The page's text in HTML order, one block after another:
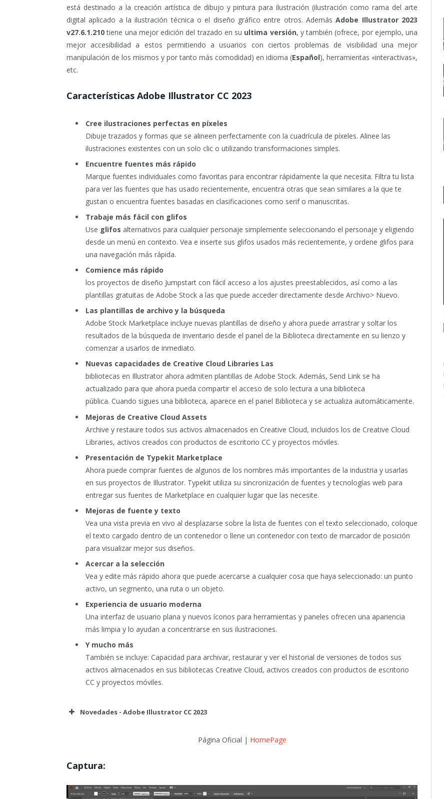
está destinado a la creación artística de dibujo y pintura para ilustración (ilustración como rama del arte
digital aplicado a la ilustración técnica o el diseño gráfico entre otros. AdemásAdobe Illustrator2023
v27.6.1.210tiene una mejor edición del trazado en su ultima versión, y también (ofrece, por ejemplo, una
mejor accesibilidad a estos permitiendo a usuarios con ciertos problemas de visibilidad una mejor
manipulación de los mismos y por tanto más comodidad) en idioma (Español), herramientas «interactivas»,
etc.
Características Adobe Illustrator CC 2023
Cree ilustraciones perfectas en píxeles
Dibuje trazados y formas que se alineen perfectamente con la cuadrícula de píxeles. Alinee las
ilustraciones existentes con un solo clic o utilizando transformaciones simples.
Encuentre fuentes más rápido
Marque fuentes individuales como favoritas para encontrar rápidamente la que necesita. Filtra tu lista
para ver las fuentes que has usado recientemente, encuentra otras que sean similares a la que te
gustan o encuentra fuentes basadas en clasificaciones como serif o manuscritas.
Trabaje más fácil con glifos
Use glifos alternativos para cualquier personaje simplemente seleccionando el personaje y eligiendo
desde un menú en contexto. Vea e inserte sus glifos usados ​​más recientemente, y ordene glifos para
una navegación más rápida.
Comience más rápido
los proyectos de diseño Jumpstart con fácil acceso a los ajustes preestablecidos, así como a las
plantillas gratuitas de Adobe Stock a las que puede acceder directamente desde Archivo> Nuevo.
Las plantillas de archivo y la búsqueda
Adobe Stock Marketplace incluye nuevas plantillas de diseño y ahora puede arrastrar y soltar los
resultados de la búsqueda de inventario desde el panel de la Biblioteca directamente en su lienzo y
comenzar a usarlos de inmediato.
Nuevas capacidades de Creative Cloud Libraries Las
bibliotecas en Illustrator ahora admiten plantillas de Adobe Stock. Además, Send Link se ha
actualizado para que ahora pueda compartir el acceso de solo lectura a una biblioteca
pública. Cuando sigues una biblioteca, aparece en el panel Biblioteca y se actualiza automáticamente.
Mejoras de Creative Cloud Assets
Archive y restaure todos sus activos almacenados en Creative Cloud, incluidos los de Creative Cloud
Libraries, activos creados con productos de escritorio CC y proyectos móviles.
Presentación de Typekit Marketplace
Ahora puede comprar fuentes de algunos de los nombres más importantes de la industria y usarlas
en sus proyectos de Illustrator. Typekit utiliza su sincronización de fuentes y tecnologías web para
entregar sus fuentes de Marketplace en cualquier lugar que las necesite.
Mejoras de fuente y texto
Vea una vista previa en vivo al desplazarse sobre la lista de fuentes con el texto seleccionado, coloque
el texto cargado dentro de un contenedor o llene un contenedor con texto de marcador de posición
para visualizar mejor sus diseños.
Acercar a la selección
Vea y edite más rápido ahora que puede acercarse a cualquier cosa que haya seleccionado: un punto
activo, un segmento, una ruta o un objeto.
Experiencia de usuario moderna
Una interfaz de usuario plana y nuevos íconos para herramientas y paneles ofrecen una apariencia
más limpia y lo ayudan a concentrarse en sus ilustraciones.
Y mucho más
También se incluye: Capacidad para archivar, restaurar y ver el historial de versiones de todos sus
activos almacenados en sus bibliotecas Creative Cloud, activos creados con productos de escritorio
CC y proyectos móviles.
Novedades - Adobe Illustrator CC 2023
Página Oficial | HomePage
Captura: